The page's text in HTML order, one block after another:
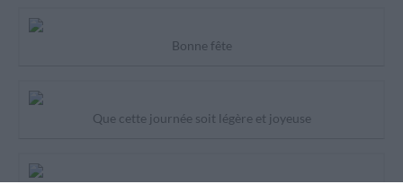
Bonne fête
Que cette journée soit légère et joyeuse